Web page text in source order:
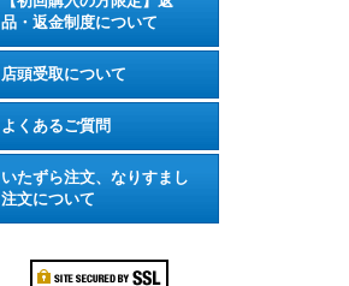
品・返金制度について
店頭受取について
よくあるご質問
いたずら注文、なりすまし
注文について